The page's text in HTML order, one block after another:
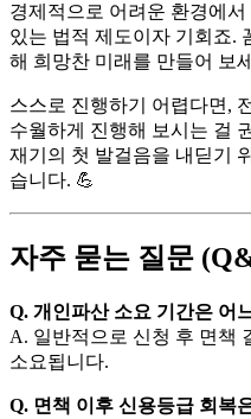
경제적으로 어려운 환경에
있는 법적 제도이자 기회죠.
해 희망찬 미래를 만들어 보
스스로 진행하기 어렵다면,
수월하게 진행해 보시는 걸
재기의 첫 발걸음을 내딛기
습니다. 💪
자주 묻는 질문
Q. 개인파산 소요 기간은 어
A. 일반적으로 신청 후 면책
소요됩니다.
Q. 면책 이후 신용등급 회복